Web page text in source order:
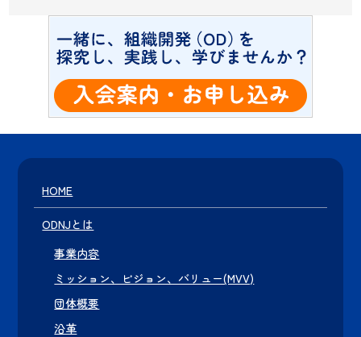
HOME
ODNJとは
事業内容
ミッション、ビジョン、バリュー(MVV)
団体概要
沿革